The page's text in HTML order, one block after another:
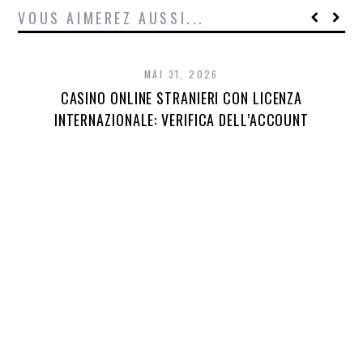
VOUS AIMEREZ AUSSI...
MAI 31, 2026
CASINO ONLINE STRANIERI CON LICENZA
INTERNAZIONALE: VERIFICA DELL’ACCOUNT